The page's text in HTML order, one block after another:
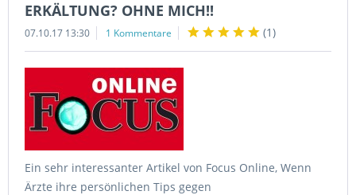
ERKÄLTUNG? OHNE MICH!!
07.10.17 13:30 1 Kommentare (1)
Ein sehr interessanter Artikel von Focus Online, Wenn
Ärzte ihre persönlichen Tips gegen